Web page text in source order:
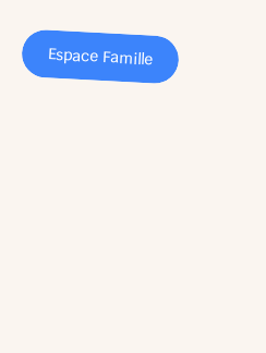
Espace Famille